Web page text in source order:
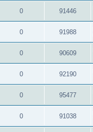
0 91446
0 91988
0 90609
0 92190
0 95477
0 91038